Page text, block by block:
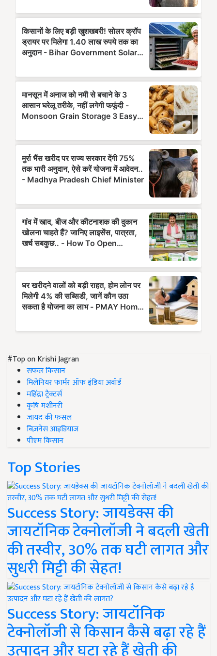
#Top on Krishi Jagran
सफल किसान
मिलेनियर फार्मर ऑफ इंडिया अवॉर्ड
महिंद्रा ट्रैक्टर्स
कृषि मशीनरी
जायद की फसल
बिज़नेस आइडियाज
पीएम किसान
Top Stories
Success Story: जायडेक्स की
जायटॉनिक टेक्नोलॉजी ने बदली खेती
की तस्वीर, 30% तक घटी लागत और
सुधरी मिट्टी की सेहत!
Success Story: जायटॉनिक
टेक्नोलॉजी से किसान कैसे बढ़ा रहे हैं